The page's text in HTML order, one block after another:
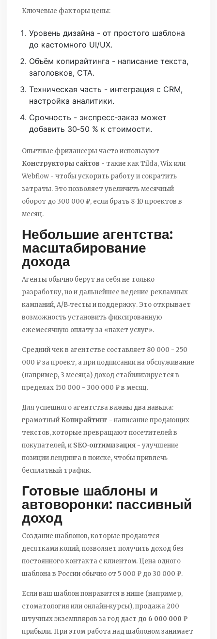
Ключевые факторы цены:
Уровень дизайна - от простого шаблона
до кастомного UI/UX.
Объём копирайтинга - написание текста,
заголовков, CTA.
Техническая часть - интеграция с CRM,
настройка аналитики.
Срочность - экспресс‑заказ может
добавить 30‑50 % к стоимости.
Опытные фрилансеры часто используют
Конструкторы сайтов - такие как Tilda, Wix или
Webflow - чтобы ускорить работу и сократить
затраты. Это позволяет увеличить месячный
оборот до 300 000 ₽, если брать 8‑10 проектов в
месяц.
Небольшие агентства:
масштабирование
дохода
Агенты обычно берут на себя не только
разработку, но и дальнейшее ведение рекламных
кампаний, A/B‑тесты и поддержку. Это открывает
возможность установить фиксированную
ежемесячную оплату за «пакет услуг».
Средний чек в агентстве составляет 80 000 - 250
000 ₽ за проект, а при подписании на обслуживание
(например, 3 месяца) доход стабилизируется в
пределах 150 000 - 300 000 ₽ в месяц.
Для успешного агентства важны два навыка:
грамотный Копирайтинг - написание продающих
текстов, которые превращают посетителей в
покупателей, и SEO‑оптимизация - улучшение
позиции лендинга в поиске, чтобы привлечь
бесплатный трафик.
Готовые шаблоны и
автоворонки: пассивный
доход
Создание шаблонов, которые продаются
десятками копий, позволяет получить доход без
постоянного контакта с клиентом. Цена одного
шаблона в России обычно от 5 000 ₽ до 30 000 ₽.
Если ваш шаблон понравится в нише (например,
стоматология или онлайн‑курсы), продажа 200
штучных экземпляров за год даст до 6 000 000 ₽
прибыли. При этом работа над шаблоном занимает